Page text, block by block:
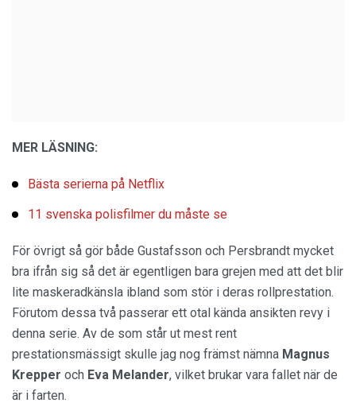
MER LÄSNING:
Bästa serierna på Netflix
11 svenska polisfilmer du måste se
För övrigt så gör både Gustafsson och Persbrandt mycket
bra ifrån sig så det är egentligen bara grejen med att det blir
lite maskeradkänsla ibland som stör i deras rollprestation.
Förutom dessa två passerar ett otal kända ansikten revy i
denna serie. Av de som står ut mest rent
prestationsmässigt skulle jag nog främst nämna Magnus
Krepper och Eva Melander, vilket brukar vara fallet när de
är i farten.